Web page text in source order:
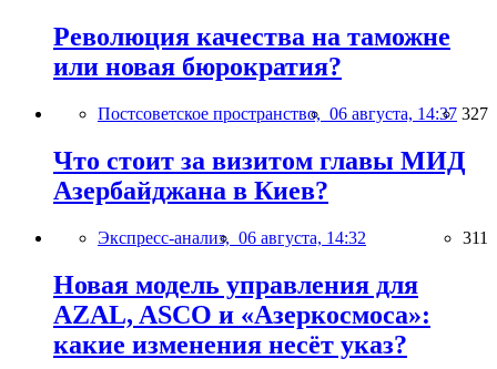
Революция качества на таможне
или новая бюрократия?
Постсоветское пространство, 06 августа, 14:37 327
Что стоит за визитом главы МИД
Азербайджана в Киев?
Экспресс-анализ, 06 августа, 14:32 311
Новая модель управления для
AZAL, ASCO и «Азеркосмоса»:
какие изменения несёт указ?